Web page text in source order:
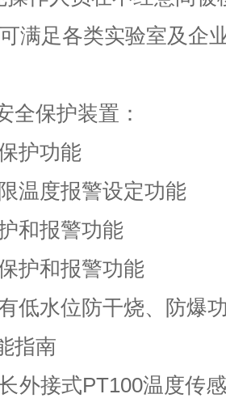
满足各类实验室及企
全保护装置：
护功能
温度报警设定功能
和报警功能
护和报警功能
低水位防干烧、防爆
指南
外接式PT100温度传